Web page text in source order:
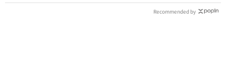
Recommended by